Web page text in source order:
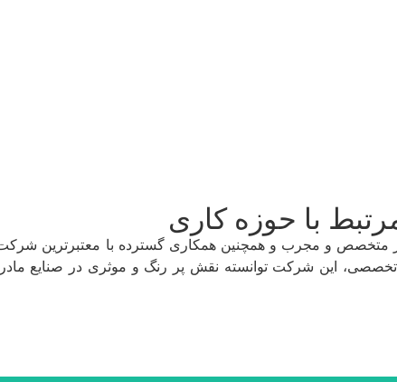
با حوزه کاری
متخصص و مجرب و همچنین همکاری گسترده با معتبرترین
تخصصی، این شرکت توانسته نقش پر رنگ و موثری در صنایع